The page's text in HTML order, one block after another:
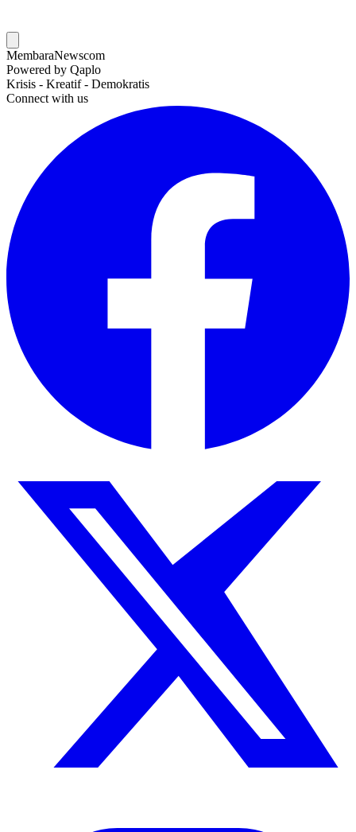
MembaraNewscom
Powered by Qaplo
Krisis - Kreatif - Demokratis
Connect with us